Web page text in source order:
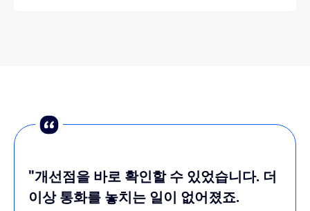
"개선점을 바로 확인할 수 있었습니다. 더
이상 통화를 놓치는 일이 없어졌죠.